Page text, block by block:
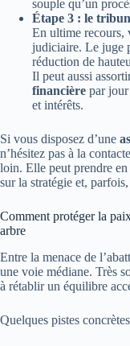
souple qu’un
Étape 3 : le
En ultime recours,
judiciaire. Le juge
réduction de
Il peut aussi
financière par jour
et intérêts.
Si vous disposez d’une
n’hésitez pas à la
loin. Elle peut prendre
sur la stratégie et,
Comment protéger la
arbre
Entre la menace de
une voie médiane. Très
à rétablir un équilibre
Quelques pistes